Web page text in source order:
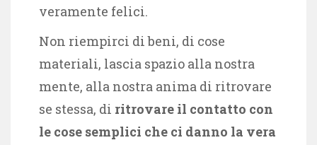
veramente felici.
Non riempirci di beni, di cose
materiali, lascia spazio alla nostra
mente, alla nostra anima di ritrovare
se stessa, di ritrovare il contatto con
le cose semplici che ci danno la vera